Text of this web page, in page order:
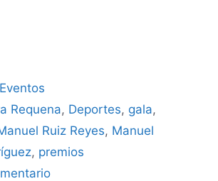
Eventos
Requena, Deportes, gala,
Ruiz Reyes, Manuel
, premios